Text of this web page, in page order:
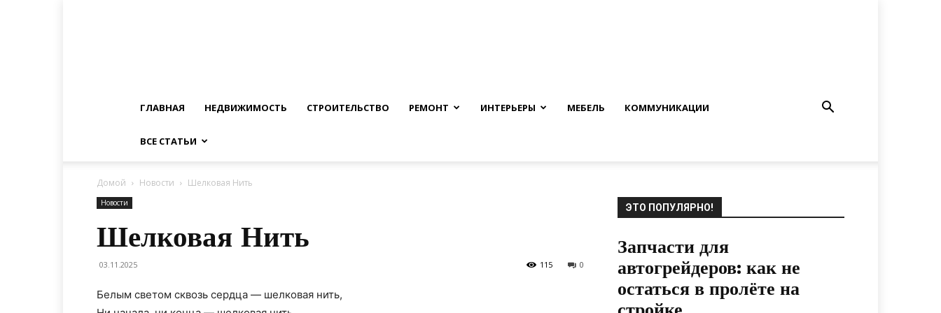
ГЛАВНАЯ НЕДВИЖИМОСТЬ СТРОИТЕЛЬСТВО РЕМОНТ ИНТЕРЬЕРЫ МЕБЕЛЬ КОММУНИКАЦИИ
ВСЕ СТАТЬИ
Домой Новости Шелковая Нить
Новости
Шелковая Нить
03.11.2025 0
115
Белым светом сквозь сердца — шелковая нить,
ЭТО ПОПУЛЯРНО!
Запчасти для
автогрейдеров: как не
остаться в пролёте на